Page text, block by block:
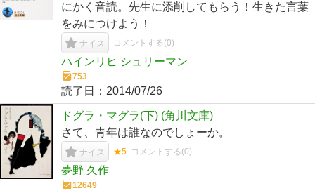
にかく音読。先生に添削してもらう！生きた言葉
をみにつけよう！
ナイス コメントする(0)
ハインリヒ シュリーマン
753
読了日： 2014/07/26
ドグラ・マグラ(下) (角川文庫)
さて、青年は誰なのでしょーか。
ナイス ★5 コメントする(0)
夢野 久作
12649